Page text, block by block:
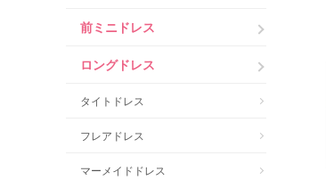
前ミニドレス
ロングドレス
タイトドレス
フレアドレス
マーメイドドレス